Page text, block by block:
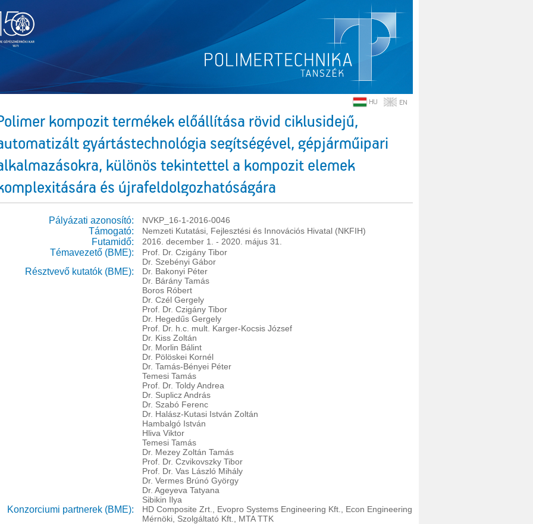
kompozit termékek előállítása rövid ciklusidejű,
gyártástechnológia segítségével, gépjárműipari
különös tekintettel a kompozit elemek
és újrafeldolgozhatóságára
Pályázati azonosító: NVKP_16-1-2016-0046
Támogató: Nemzeti Kutatási, Fejlesztési és Innovációs Hivatal (NKFIH)
Futamidő: 2016. december 1. - 2020. május 31.
Témavezető (BME):
Prof. Dr. Czigány Tibor
Dr. Szebényi Gábor
Résztvevő kutatók (BME):
Dr. Bakonyi Péter
Dr. Bárány Tamás
Boros Róbert
Dr. Czél Gergely
Prof. Dr. Czigány Tibor
Dr. Hegedűs Gergely
Prof. Dr. h.c. mult. Karger-Kocsis József
Dr. Kiss Zoltán
Dr. Morlin Bálint
Dr. Pölöskei Kornél
Dr. Tamás-Bényei Péter
Temesi Tamás
Prof. Dr. Toldy Andrea
Dr. Suplicz András
Dr. Szabó Ferenc
Dr. Halász-Kutasi István Zoltán
Hambalgó István
Hliva Viktor
Temesi Tamás
Dr. Mezey Zoltán Tamás
Prof. Dr. Czvikovszky Tibor
Prof. Dr. Vas László Mihály
Dr. Vermes Brúnó György
Dr. Ageyeva Tatyana
Sibikin Ilya
Konzorciumi partnerek (BME):
HD Composite Zrt., Evopro Systems Engineering Kft., Econ Engineering
Mérnöki, Szolgáltató Kft., MTA TTK